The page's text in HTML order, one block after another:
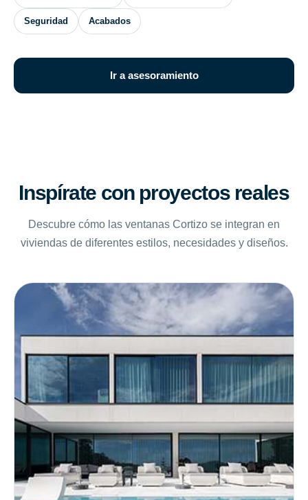
Seguridad Acabados
Ir a asesoramiento
Inspírate con proyectos reales
Descubre cómo las ventanas Cortizo se integran en
viviendas de diferentes estilos, necesidades y diseños.